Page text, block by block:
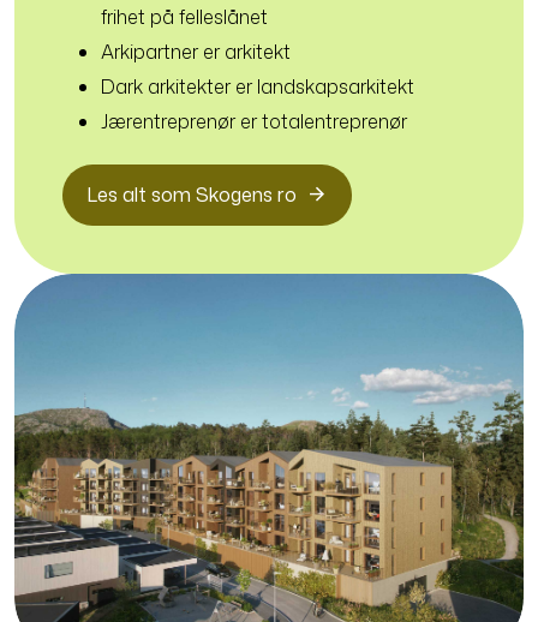
frihet på felleslånet
Arkipartner er arkitekt
Dark arkitekter er landskapsarkitekt
Jærentreprenør er totalentreprenør
Les alt som Skogens ro